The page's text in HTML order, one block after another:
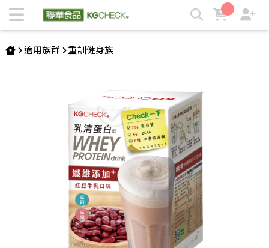
聯華食品乳清蛋白｜好喝25g高蛋白質｜不運動也能喝的高蛋白
｜KGCHECK | KGCHECK聯華食品生醫研究室
適用族群 重訓健身族